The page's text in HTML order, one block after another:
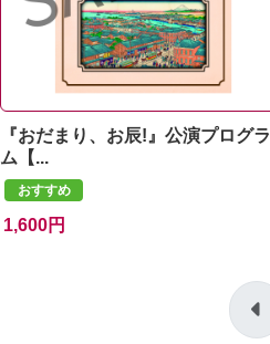
『おだまり、お辰!』公演プログラ
ム【...
おすすめ
1,600円